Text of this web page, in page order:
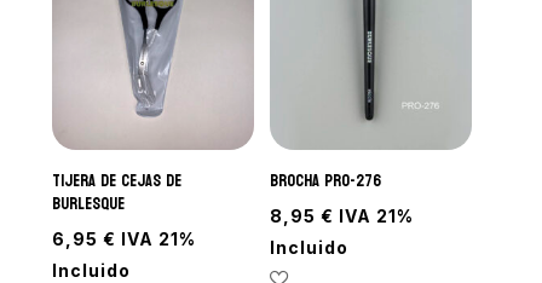
Tijera de cejas de
Burlesque
6,95€
IVA 21%
Incluido
Brocha PRO-276
8,95€
IVA 21%
Incluido